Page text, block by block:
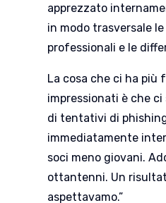
apprezzato
in modo trasversale
professionali e le
La cosa che ci ha più
impressionati è che
di tentativi di
immediatamente
soci meno giovani.
ottantenni. Un
aspettavamo.”